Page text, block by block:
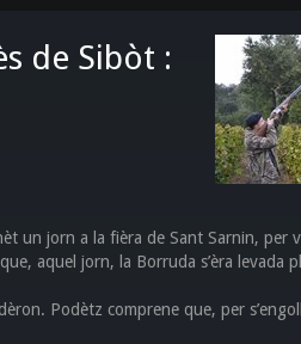
de Sibòt :
un jorn a la fièra de Sant Sarnin, per
aquel jorn, la Borruda s’èra levada
Podètz comprene que, per